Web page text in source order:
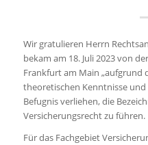
Wir gratulieren Herrn
bekam am 18. Juli 2023 von
Frankfurt am Main „aufgrund
theoretischen Kenntnisse
Befugnis verliehen, die
Versicherungsrecht zu führen.
Für das Fachgebiet